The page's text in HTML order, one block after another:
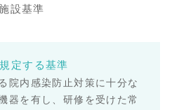
設基準
定する基準
院内感染防止対策に十分な
器を有し、研修を受けた常